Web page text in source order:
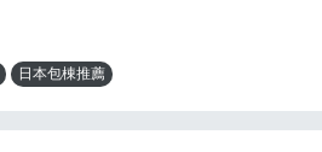
日本包棟推薦